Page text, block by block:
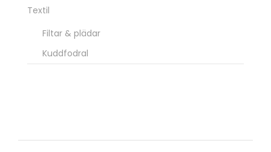
Textil
Filtar & plädar
Kuddfodral